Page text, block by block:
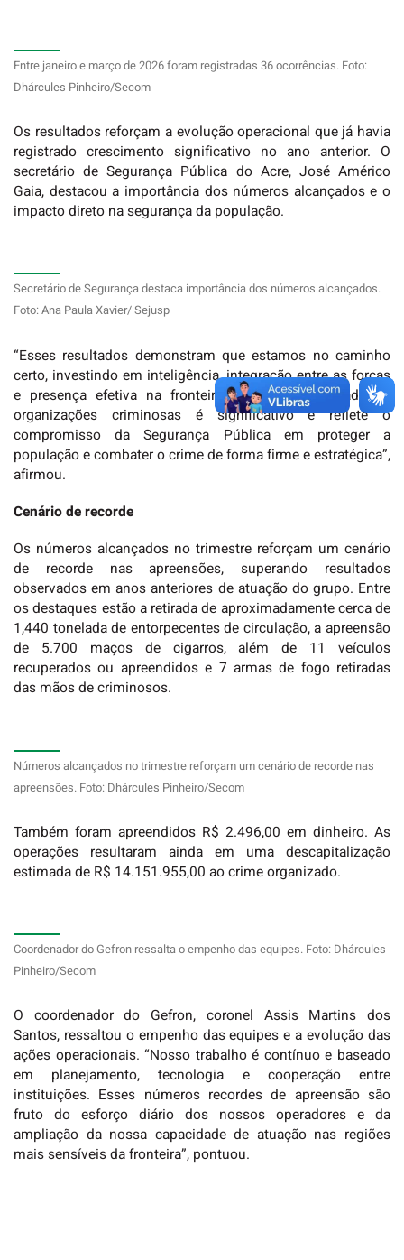
Entre janeiro e março de 2026 foram registradas 36 ocorrências. Foto:
Dhárcules Pinheiro/Secom
Os resultados reforçam a evolução operacional que já havia
registrado crescimento significativo no ano anterior. O
secretário de Segurança Pública do Acre, José Américo
Gaia, destacou a importância dos números alcançados e o
impacto direto na segurança da população.
Secretário de Segurança destaca importância dos números alcançados.
Foto: Ana Paula Xavier/ Sejusp
“Esses resultados demonstram que estamos no caminho
certo, investindo em inteligência, integração entre as forças
e presença efetiva na fronteira. O prejuízo causado às
organizações criminosas é significativo e reflete o
compromisso da Segurança Pública em proteger a
população e combater o crime de forma firme e estratégica”,
afirmou.
Cenário de recorde
Os números alcançados no trimestre reforçam um cenário
de recorde nas apreensões, superando resultados
observados em anos anteriores de atuação do grupo. Entre
os destaques estão a retirada de aproximadamente cerca de
1,440 tonelada de entorpecentes de circulação, a apreensão
de 5.700 maços de cigarros, além de 11 veículos
recuperados ou apreendidos e 7 armas de fogo retiradas
das mãos de criminosos.
Números alcançados no trimestre reforçam um cenário de recorde nas
apreensões. Foto: Dhárcules Pinheiro/Secom
Também foram apreendidos R$ 2.496,00 em dinheiro. As
operações resultaram ainda em uma descapitalização
estimada de R$ 14.151.955,00 ao crime organizado.
Coordenador do Gefron ressalta o empenho das equipes. Foto: Dhárcules
Pinheiro/Secom
O coordenador do Gefron, coronel Assis Martins dos
Santos, ressaltou o empenho das equipes e a evolução das
ações operacionais. “Nosso trabalho é contínuo e baseado
em planejamento, tecnologia e cooperação entre
instituições. Esses números recordes de apreensão são
fruto do esforço diário dos nossos operadores e da
ampliação da nossa capacidade de atuação nas regiões
mais sensíveis da fronteira”, pontuou.